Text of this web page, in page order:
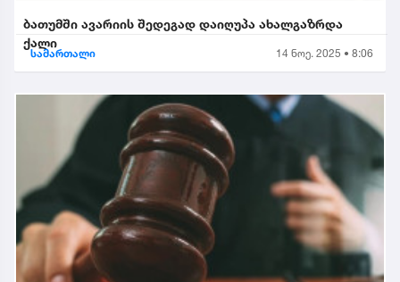
ბათუმში ავარიის შედეგად დაიღუპა ახალგაზრდა
ქალი
სამართალი 14 ნოე. 2025 • 8:06